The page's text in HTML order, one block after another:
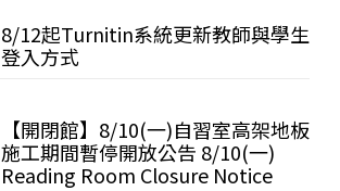
8/12起Turnitin系統更新教師與學生
登入方式
【開閉館】8/10(一)自習室高架地板
施工期間暫停開放公告 8/10(一)
Reading Room Closure Notice